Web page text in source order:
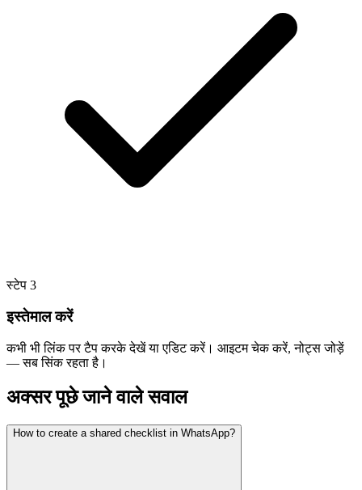
स्टेप 3
इस्तेमाल करें
कभी भी लिंक पर टैप करके देखें या एडिट करें। आइटम चेक करें, नोट्स जोड़ें
— सब सिंक रहता है।
अक्सर पूछे जाने वाले सवाल
How to create a shared checklist in WhatsApp?